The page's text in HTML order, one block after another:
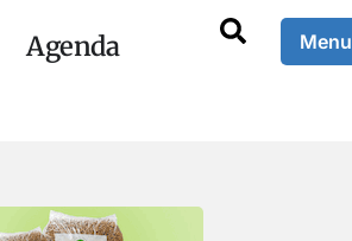
Agenda Menu